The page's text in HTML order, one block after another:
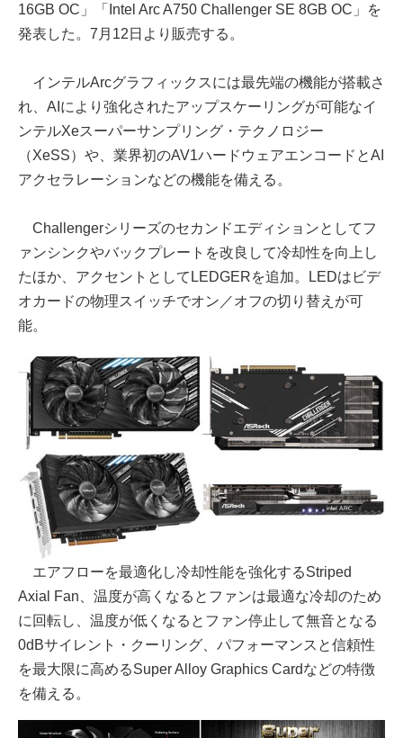
16GB OC」「Intel Arc A750 Challenger SE 8GB OC」を
発表した。7月12日より販売する。
インテルArcグラフィックスには最先端の機能が搭載さ
れ、AIにより強化されたアップスケーリングが可能なイ
ンテルXeスーパーサンプリング・テクノロジー
（XeSS）や、業界初のAV1ハードウェアエンコードとAI
アクセラレーションなどの機能を備える。
Challengerシリーズのセカンドエディションとしてフ
ァンシンクやバックプレートを改良して冷却性を向上し
たほか、アクセントとしてLEDGERを追加。LEDはビデ
オカードの物理スイッチでオン／オフの切り替えが可
能。
エアフローを最適化し冷却性能を強化するStriped
Axial Fan、温度が高くなるとファンは最適な冷却のため
に回転し、温度が低くなるとファン停止して無音となる
0dBサイレント・クーリング、パフォーマンスと信頼性
を最大限に高めるSuper Alloy Graphics Cardなどの特徴
を備える。